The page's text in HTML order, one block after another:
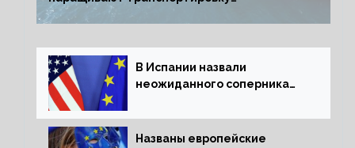
из РФ до санкций
В Испании назвали
неожиданного соперника
Названы европейские